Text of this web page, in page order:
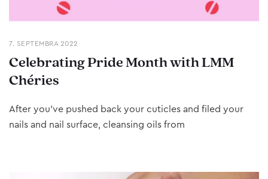
7. SEPTEMBRA 2022
Celebrating Pride Month with LMM
Chéries
After you’ve pushed back your cuticles and filed your
nails and nail surface, cleansing oils from